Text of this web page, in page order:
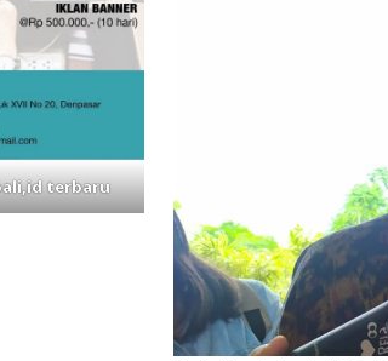
terbaru